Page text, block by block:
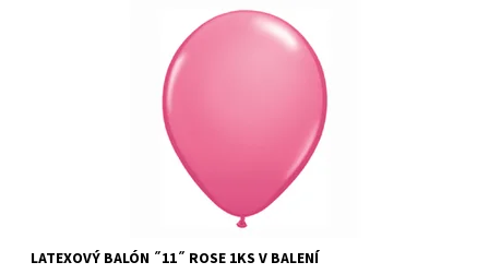
latexovy balon ,,11,, ruzova ruza 1ks v balení velkost 28cm
dodavame nenafukane
LATEXOVÝ BALÓN ˝11˝ ROSE 1KS V BALENÍ